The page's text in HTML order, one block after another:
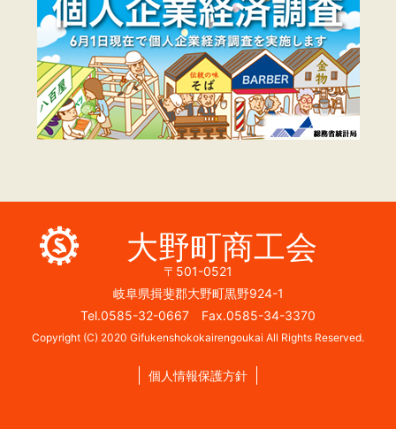
大野町商工会
〒501-0521
岐阜県揖斐郡大野町黒野924-1
Tel.0585-32-0667 Fax.0585-34-3370
Copyright (C) 2020 Gifukenshokokairengoukai All Rights Reserved.
個人情報保護方針